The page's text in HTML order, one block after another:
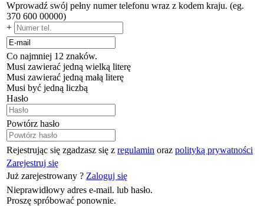
Wprowadź swój pełny numer telefonu wraz z kodem kraju. (eg.
370 600 00000)
+
Co najmniej 12 znaków.
Musi zawierać jedną wielką literę
Musi zawierać jedną małą literę
Musi być jedną liczbą
Hasło
Powtórz hasło
Rejestrując się zgadzasz się z regulamin oraz polityką prywatności
Zarejestruj się
Już zarejestrowany ? Zaloguj się
Nieprawidłowy adres e-mail. lub hasło.
Proszę spróbować ponownie.